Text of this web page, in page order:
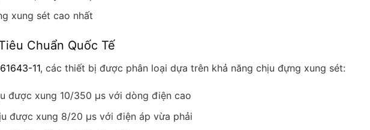
xung sét cao nhất
Chuẩn Quốc Tế
11, các thiết bị được phân loại dựa trên khả năng chịu đựng xung sét:
được xung 10/350 μs với dòng điện cao
được xung 8/20 μs với điện áp vừa phải